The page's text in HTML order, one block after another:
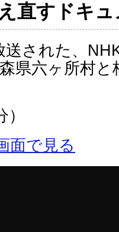
直すドキ
送された、
県六ヶ所村と
面で見る